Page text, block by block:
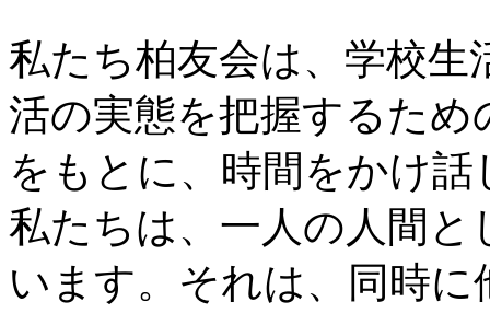
私たち柏友会は、学校生
活の実態を把握するた
をもとに、時間をかけ
私たちは、一人の人間
います。それは、同時